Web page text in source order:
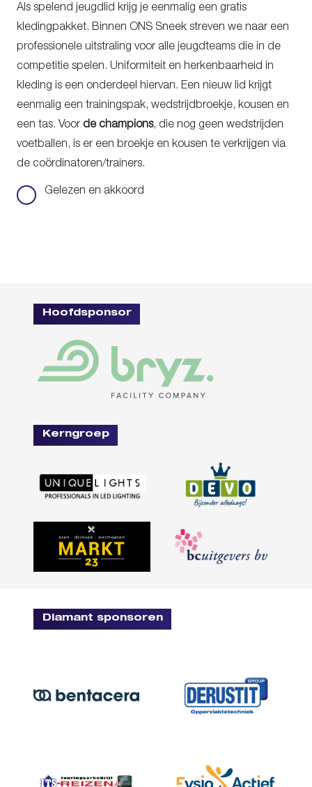
Als spelend jeugdlid krijg je eenmalig een gratis
kledingpakket. Binnen ONS Sneek streven we naar een
professionele uitstraling voor alle jeugdteams die in de
competitie spelen. Uniformiteit en herkenbaarheid in
kleding is een onderdeel hiervan. Een nieuw lid krijgt
eenmalig een trainingspak, wedstrijdbroekje, kousen en
een tas. Voor de champions, die nog geen wedstrijden
voetballen, is er een broekje en kousen te verkrijgen via
de coördinatoren/trainers.
Instemming
Gelezen en akkoord
Hoofdsponsor
Kerngroep
Diamant sponsoren